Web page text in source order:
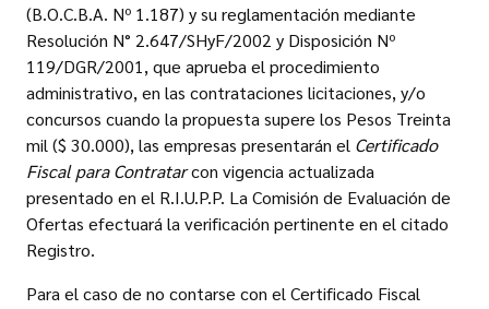
(B.O.C.B.A. Nº 1.187) y su reglamentación mediante
Resolución N° 2.647/SHyF/2002 y Disposición Nº
119/DGR/2001, que aprueba el procedimiento
administrativo, en las contrataciones licitaciones, y/o
concursos cuando la propuesta supere los Pesos Treinta
mil ($ 30.000), las empresas presentarán el Certificado
Fiscal para Contratarcon vigencia actualizada
presentado en el R.I.U.P.P. La Comisión de Evaluación de
Ofertas efectuará la verificación pertinente en el citado
Registro.
Para el caso de no contarse con el Certificado Fiscal